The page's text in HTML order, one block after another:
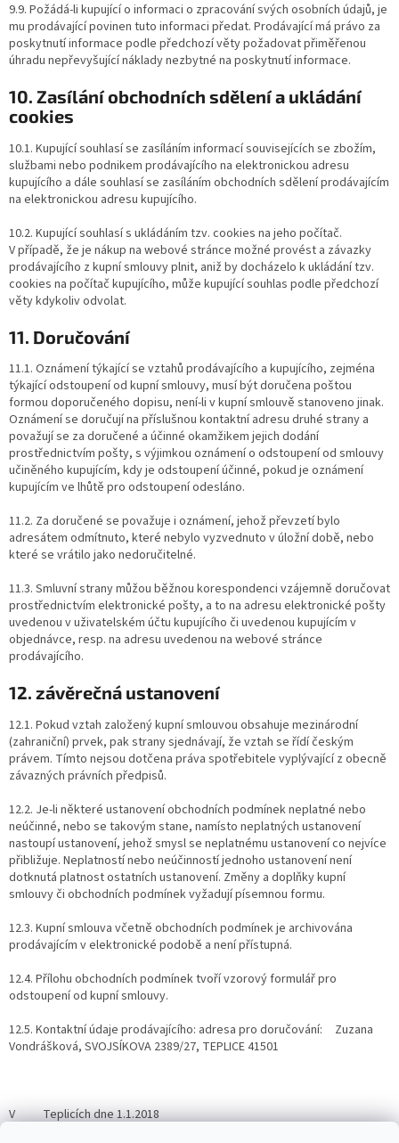
9.9. Požádá-li kupující o informaci o zpracování svých osobních údajů, je
mu prodávající povinen tuto informaci předat. Prodávající má právo za
poskytnutí informace podle předchozí věty požadovat přiměřenou
úhradu nepřevyšující náklady nezbytné na poskytnutí informace.
10. Zasílání obchodních sdělení a ukládání
cookies
10.1. Kupující souhlasí se zasíláním informací souvisejících se zbožím,
službami nebo podnikem prodávajícího na elektronickou adresu
kupujícího a dále souhlasí se zasíláním obchodních sdělení prodávajícím
na elektronickou adresu kupujícího.
10.2. Kupující souhlasí s ukládáním tzv. cookies na jeho počítač.
V případě, že je nákup na webové stránce možné provést a závazky
prodávajícího z kupní smlouvy plnit, aniž by docházelo k ukládání tzv.
cookies na počítač kupujícího, může kupující souhlas podle předchozí
věty kdykoliv odvolat.
11. Doručování
11.1. Oznámení týkající se vztahů prodávajícího a kupujícího, zejména
týkající odstoupení od kupní smlouvy, musí být doručena poštou
formou doporučeného dopisu, není-li v kupní smlouvě stanoveno jinak.
Oznámení se doručují na příslušnou kontaktní adresu druhé strany a
považují se za doručené a účinné okamžikem jejich dodání
prostřednictvím pošty, s výjimkou oznámení o odstoupení od smlouvy
učiněného kupujícím, kdy je odstoupení účinné, pokud je oznámení
kupujícím ve lhůtě pro odstoupení odesláno.
11.2. Za doručené se považuje i oznámení, jehož převzetí bylo
adresátem odmítnuto, které nebylo vyzvednuto v úložní době, nebo
které se vrátilo jako nedoručitelné.
11.3. Smluvní strany můžou běžnou korespondenci vzájemně doručovat
prostřednictvím elektronické pošty, a to na adresu elektronické pošty
uvedenou v uživatelském účtu kupujícího či uvedenou kupujícím v
objednávce, resp. na adresu uvedenou na webové stránce
prodávajícího.
12. závěrečná ustanovení
12.1. Pokud vztah založený kupní smlouvou obsahuje mezinárodní
(zahraniční) prvek, pak strany sjednávají, že vztah se řídí českým
právem. Tímto nejsou dotčena práva spotřebitele vyplývající z obecně
závazných právních předpisů.
12.2. Je-li některé ustanovení obchodních podmínek neplatné nebo
neúčinné, nebo se takovým stane, namísto neplatných ustanovení
nastoupí ustanovení, jehož smysl se neplatnému ustanovení co nejvíce
přibližuje. Neplatností nebo neúčinností jednoho ustanovení není
dotknutá platnost ostatních ustanovení. Změny a doplňky kupní
smlouvy či obchodních podmínek vyžadují písemnou formu.
12.3. Kupní smlouva včetně obchodních podmínek je archivována
prodávajícím v elektronické podobě a není přístupná.
12.4. Přílohu obchodních podmínek tvoří vzorový formulář pro
odstoupení od kupní smlouvy.
12.5. Kontaktní údaje prodávajícího: adresa pro doručování: Zuzana
Vondrášková, SVOJSÍKOVA 2389/27, TEPLICE 41501
V Teplicích dne 1.1.2018